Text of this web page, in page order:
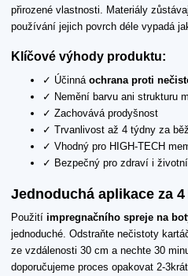
přirozené vlastnosti. Materiály
používání jejich povrch déle vypadá
Klíčové výhody produktu:
✓ Účinná ochrana proti
✓ Nemění barvu ani strukturu
✓ Zachovává prodyšnost
✓ Trvanlivost až 4 týdny za
✓ Vhodný pro HIGH-TECH
✓ Bezpečný pro zdraví i
Jednoduchá aplikace za
Použití impregnačního spreje na
jednoduché. Odstraňte nečistoty
ze vzdálenosti 30 cm a nechte 30
doporučujeme proces opakovat 2-